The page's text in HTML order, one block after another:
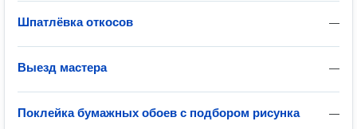
—
Шпатлёвка откосов
—
Выезд мастера
—
Поклейка бумажных обоев с подбором рисунка